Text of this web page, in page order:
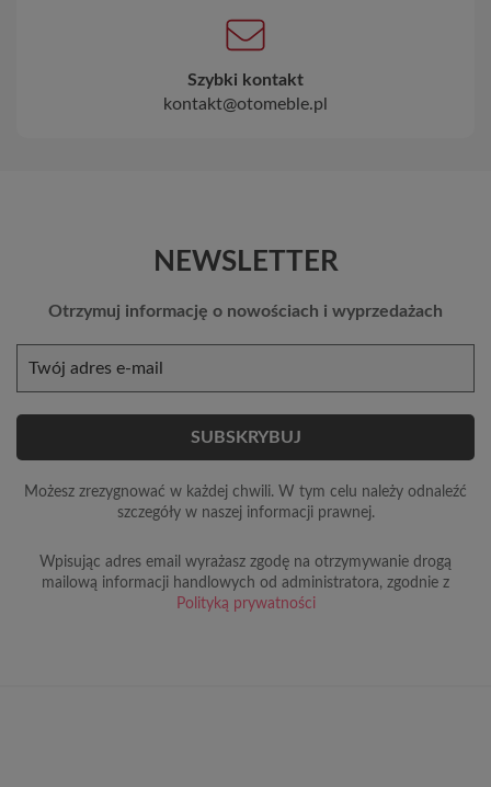
Szybki kontakt
kontakt@otomeble.pl
NEWSLETTER
Otrzymuj informację o nowościach i wyprzedażach
Możesz zrezygnować w każdej chwili. W tym celu należy odnaleźć
szczegóły w naszej informacji prawnej.
Wpisując adres email wyrażasz zgodę na otrzymywanie drogą
mailową informacji handlowych od administratora, zgodnie z
Polityką prywatności